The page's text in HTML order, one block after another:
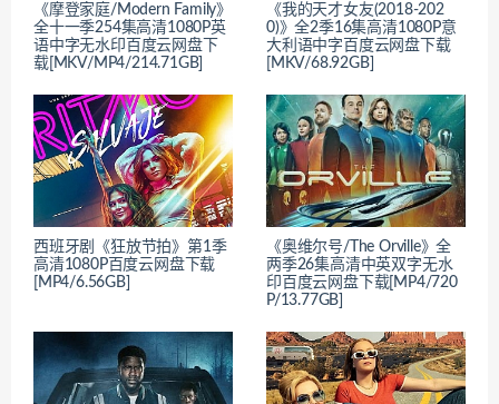
《摩登家庭/Modern Family》
全十一季254集高清1080P英
语中字无水印百度云网盘下
载[MKV/MP4/214.71GB]
《我的天才女友(2018-202
0)》全2季16集高清1080P意
大利语中字百度云网盘下载
[MKV/68.92GB]
西班牙剧《狂放节拍》第1季
高清1080P百度云网盘下载
[MP4/6.56GB]
《奥维尔号/The Orville》全
两季26集高清中英双字无水
印百度云网盘下载[MP4/720
P/13.77GB]